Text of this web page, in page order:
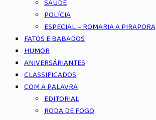
SAÚDE
POLÍCIA
ESPECIAL – ROMARIA A PIRAPORA
FATOS E BABADOS
HUMOR
ANIVERSÁRIANTES
CLASSIFICADOS
COM A PALAVRA
EDITORIAL
RODA DE FOGO